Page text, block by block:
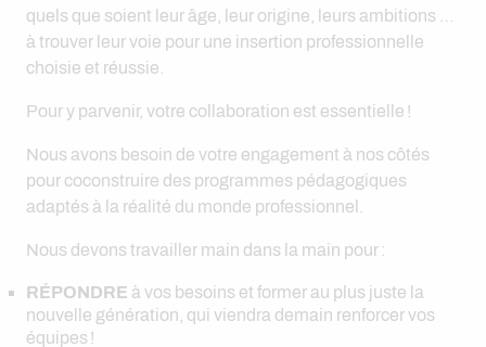
quels que soient leur âge, leur origine, leurs ambitions …
à trouver leur voie pour une insertion professionnelle
choisie et réussie.
Pour y parvenir, votre collaboration est essentielle !
Nous avons besoin de votre engagement à nos côtés
pour coconstruire des programmes pédagogiques
adaptés à la réalité du monde professionnel.
Nous devons travailler main dans la main pour :
RÉPONDRE à vos besoins et former au plus juste la
nouvelle génération, qui viendra demain renforcer vos
équipes !